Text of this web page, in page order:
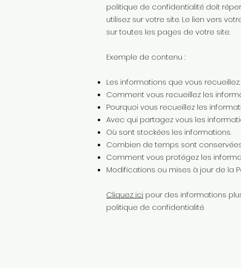
politique de confidentialité doit
utilisez sur votre site. Le lien vers
sur toutes les pages de votre site.
Exemple de contenu :
Les informations que vous recueillez.
Comment vous recueillez les
Pourquoi vous recueillez les
Avec qui partagez vous les
Où sont stockées les informations.
Combien de temps sont
Comment vous protégez les
Modifications ou mises à jour de la
Cliquez ici pour des informations
politique de confidentialité.